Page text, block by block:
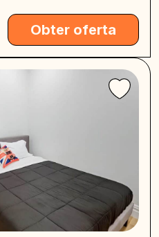
Obter oferta